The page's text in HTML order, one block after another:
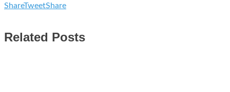
ShareTweetShare
Related Posts